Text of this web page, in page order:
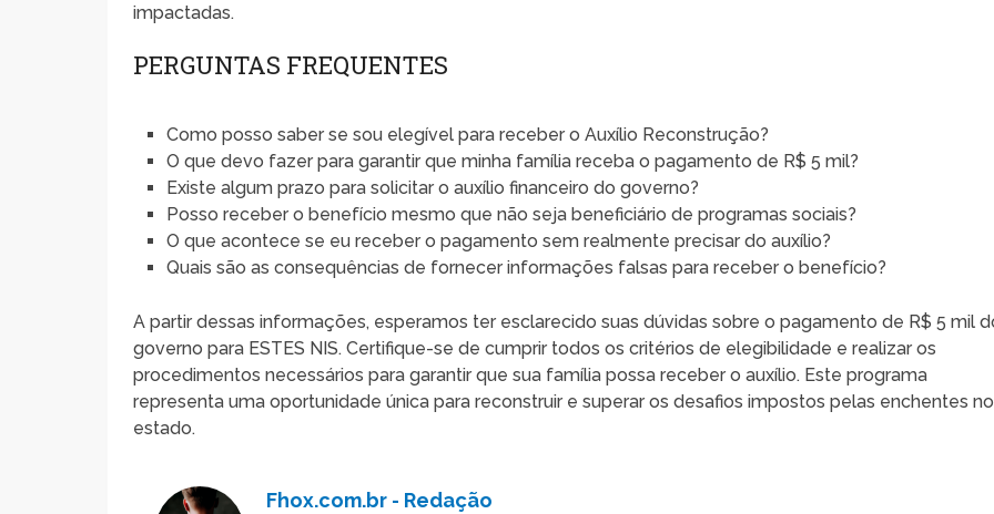
impactadas.
PERGUNTAS FREQUENTES
Como posso saber se sou elegível para receber o Auxílio Reconstrução?
O que devo fazer para garantir que minha família receba o pagamento de R$ 5 mil?
Existe algum prazo para solicitar o auxílio financeiro do governo?
Posso receber o benefício mesmo que não seja beneficiário de programas sociais?
O que acontece se eu receber o pagamento sem realmente precisar do auxílio?
Quais são as consequências de fornecer informações falsas para receber o benefício?
A partir dessas informações, esperamos ter esclarecido suas dúvidas sobre o pagamento de R$ 5 mil
governo para ESTES NIS. Certifique-se de cumprir todos os critérios de elegibilidade e realizar os
procedimentos necessários para garantir que sua família possa receber o auxílio. Este programa
representa uma oportunidade única para reconstruir e superar os desafios impostos pelas enchentes no
estado.
Fhox.com.br - Redação